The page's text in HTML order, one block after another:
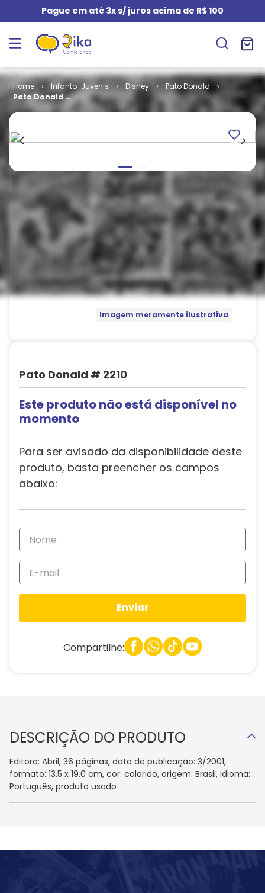
Pague em até 3x s/ juros acima de R$ 100
Infanto-Juvenis Disney
Pato Donald
Pato Donald #
2210
Imagem meramente ilustrativa
Pato Donald # 2210
Este produto não está disponível no
momento
Para ser avisado da disponibilidade deste
produto, basta preencher os campos
abaixo:
Enviar
Compartilhe:
DESCRIÇÃO DO PRODUTO
Editora: Abril, 36 páginas, data de publicação: 3/2001,
formato: 13.5 x 19.0 cm, cor: colorido, origem: Brasil, idioma:
Português, produto usado